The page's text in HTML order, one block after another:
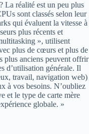
La réalité est un peu plus
sont classés selon leur
qui évaluent la vitesse à
plus récents et
», utilisent
plus de cœurs et plus de
plus anciens peuvent offrir
d’utilisation générale. Il
travail, navigation web)
à vos besoins. N’oubliez
et le type de carte mère
globale. »